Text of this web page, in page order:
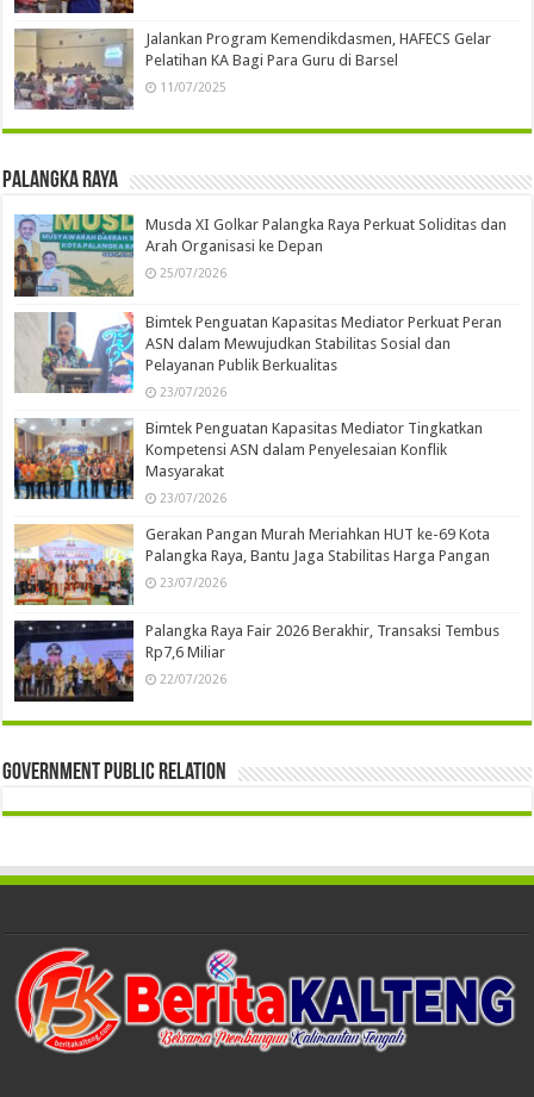
Jalankan Program Kemendikdasmen, HAFECS Gelar
Pelatihan KA Bagi Para Guru di Barsel
11/07/2025
Palangka Raya
Musda XI Golkar Palangka Raya Perkuat Soliditas dan
Arah Organisasi ke Depan
25/07/2026
Bimtek Penguatan Kapasitas Mediator Perkuat Peran
ASN dalam Mewujudkan Stabilitas Sosial dan
Pelayanan Publik Berkualitas
23/07/2026
Bimtek Penguatan Kapasitas Mediator Tingkatkan
Kompetensi ASN dalam Penyelesaian Konflik
Masyarakat
23/07/2026
Gerakan Pangan Murah Meriahkan HUT ke-69 Kota
Palangka Raya, Bantu Jaga Stabilitas Harga Pangan
23/07/2026
Palangka Raya Fair 2026 Berakhir, Transaksi Tembus
Rp7,6 Miliar
22/07/2026
Government Public Relation